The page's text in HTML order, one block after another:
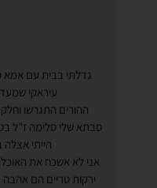
גדלתי בבית עם אמא
עיראקי
ההורים התגרשו
סבתא שלי סלימה ז"ל
הייתי אצלה
אני לא אשכח את
ירקות טריים הם